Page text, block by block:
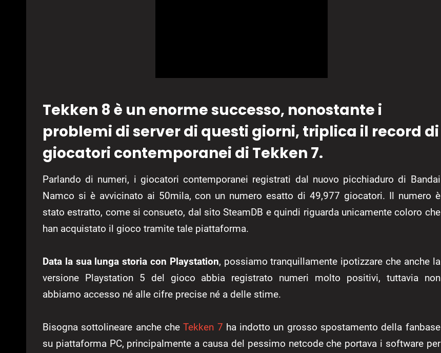
Tekken 8 è un enorme successo, nonostante i
problemi di server di questi giorni, triplica il record di
giocatori contemporanei di Tekken 7.
Parlando di numeri, i giocatori contemporanei registrati dal nuovo picchiaduro di Bandai
Namco si è avvicinato ai 50mila, con un numero esatto di 49,977 giocatori. Il numero è
stato estratto, come si consueto, dal sito SteamDB e quindi riguarda unicamente coloro che
han acquistato il gioco tramite tale piattaforma.
Data la sua lunga storia con Playstation, possiamo tranquillamente ipotizzare che anche la
versione Playstation 5 del gioco abbia registrato numeri molto positivi, tuttavia non
abbiamo accesso né alle cifre precise né a delle stime.
Bisogna sottolineare anche cheTekken 7 ha indotto un grosso spostamento della fanbase
su piattaforma PC, principalmente a causa del pessimo netcode che portava i software per